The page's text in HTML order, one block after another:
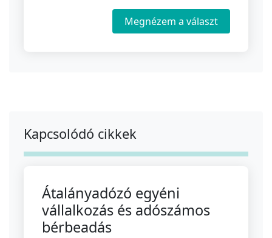
Megnézem a választ
Kapcsolódó cikkek
Átalányadózó egyéni
vállalkozás és adószámos
bérbeadás